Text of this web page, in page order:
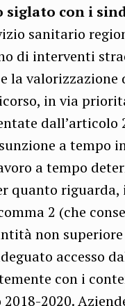
siglato con i
sanitario
di interventi
la valorizzazione
in via
dall’articolo
a tempo
a tempo
quanto riguarda,
2 (che
non
accesso
con i
2020.